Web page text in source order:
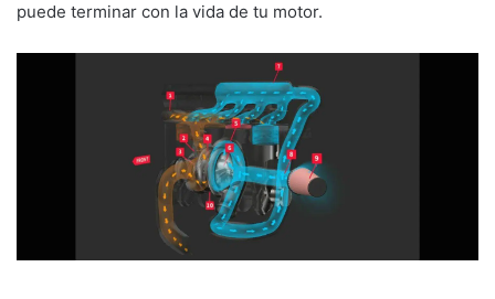
puede terminar con la vida de tu motor.